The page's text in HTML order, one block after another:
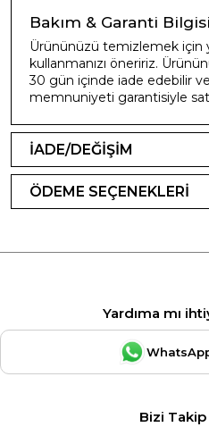
Bakım & Garanti Bilgisi
Ürününüzü temizlemek için
kullanmanızı öneririz.
30 gün içinde iade edebilir
memnuniyeti garantisiyle
İADE/DEĞİŞİM
ÖDEME SEÇENEKLERİ
Yardıma mı
Bizi Takip